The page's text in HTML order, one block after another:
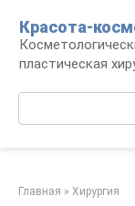
контенту
Красота-
пластическая
Главная » Хирургия